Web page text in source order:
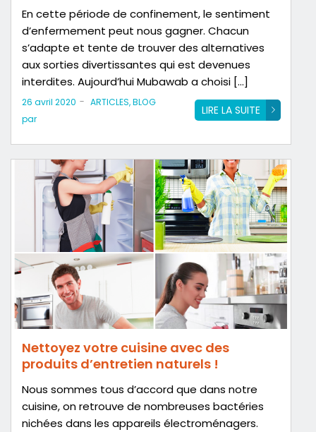
En cette période de confinement, le sentiment
d’enfermement peut nous gagner. Chacun
s’adapte et tente de trouver des alternatives
aux sorties divertissantes qui est devenues
interdites. Aujourd’hui Mubawab a choisi […]
LIRE LA SUITE
26 avril 2020 - ARTICLES,BLOG
par
Nettoyez votre cuisine avec des
produits d’entretien naturels !
Nous sommes tous d’accord que dans notre
cuisine, on retrouve de nombreuses bactéries
nichées dans les appareils électroménagers.